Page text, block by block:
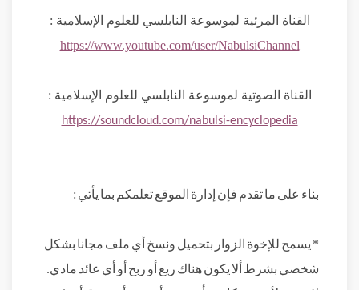
القناة المرئية لموسوعة النابلسي للعلوم الإسلامية :
https://www.youtube.com/user/NabulsiChannel
القناة الصوتية لموسوعة النابلسي للعلوم الإسلامية :
https://soundcloud.com/nabulsi-encyclopedia
بناء على ما تقدم فإن إدارة الموقع تعلمكم بما يأتي :
* يسمح للإخوة الزوار بتحميل ونسخ أي ملف مجانا بشكل
شخصي بشرط ألا يكون هناك ريع أو ربح أو أي عائد مادي.